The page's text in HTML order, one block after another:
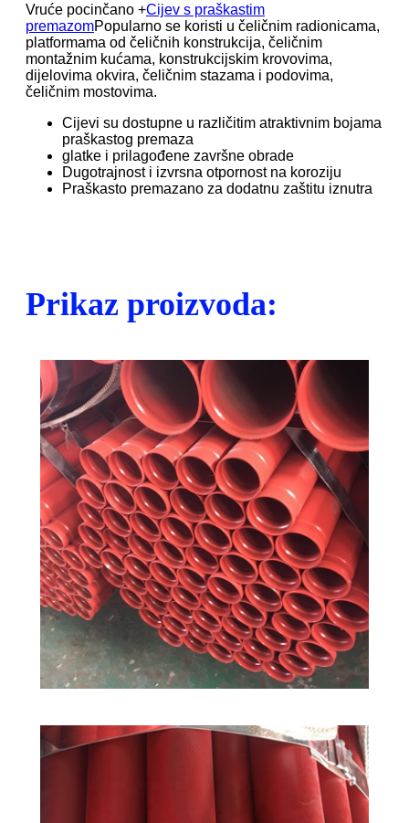
Vruće pocinčano +Cijev s praškastim
premazomPopularno se koristi u čeličnim radionicama,
platformama od čeličnih konstrukcija, čeličnim
montažnim kućama, konstrukcijskim krovovima,
dijelovima okvira, čeličnim stazama i podovima,
čeličnim mostovima.
Cijevi su dostupne u različitim atraktivnim bojama
praškastog premaza
glatke i prilagođene završne obrade
Dugotrajnost i izvrsna otpornost na koroziju
Praškasto premazano za dodatnu zaštitu iznutra
Prikaz proizvoda: